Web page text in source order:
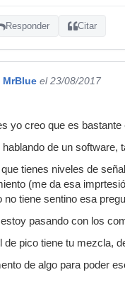
Responder Citar
MrBlue el 23/08/2017
yo creo que es
de un software,
que tienes niveles de
(me da esa
no tiene sentino esa
estoy pasando con los
de pico tiene tu mezcla,
de algo para poder